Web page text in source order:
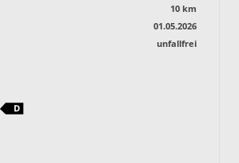
10 km
01.05.2026
unfallfrei